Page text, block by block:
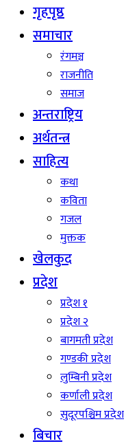
गृहपृष्ठ
समाचार
रंगमञ्च
राजनीति
समाज
अन्तराष्ट्रिय
अर्थतन्त्र
साहित्य
कथा
कविता
गजल
मुक्तक
खेलकुद
प्रदेश
प्रदेश १
प्रदेश २
बागमती प्रदेश
गण्डकी प्रदेश
लुम्बिनी प्रदेश
कर्णाली प्रदेश
सुदूरपश्चिम प्रदेश
बिचार